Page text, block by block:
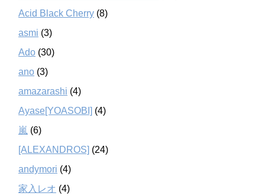
Acid Black Cherry (8)
asmi (3)
Ado (30)
ano (3)
amazarashi (4)
Ayase[YOASOBI] (4)
嵐 (6)
[ALEXANDROS] (24)
andymori (4)
家入レオ (4)